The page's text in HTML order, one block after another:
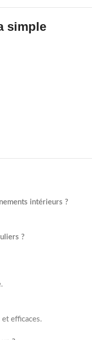
simple
intérieurs ?
?
efficaces.